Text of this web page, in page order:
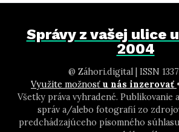
Správy z vašej ulice
2004
@ Záhori.digital | ISSN
Využite možnosť u nás inzerovať •
Všetky práva vyhradené. Publikovanie
správ a/alebo fotografií zo
predchádzajúceho písomného